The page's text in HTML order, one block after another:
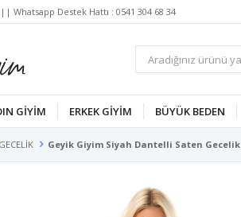
|| Whatsapp Destek Hattı : 0541 304 68 34
GİYİM ERKEK GİYİM BÜYÜK BEDEN
GECELİK Geyik Giyim Siyah Dantelli Saten Gecelik